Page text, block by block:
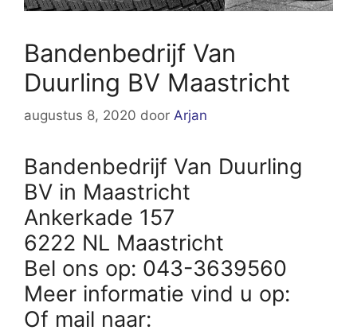
Bandenbedrijf Van
Duurling BV Maastricht
augustus 8, 2020 door Arjan
Bandenbedrijf Van Duurling
BV in Maastricht
Ankerkade 157
6222 NL Maastricht
Bel ons op: 043-3639560
Meer informatie vind u op:
Of mail naar: